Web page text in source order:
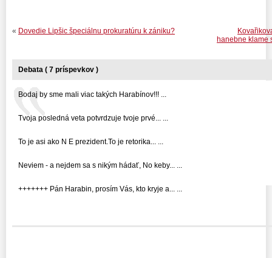
hanebne klame
« Dovedie Lipšic špeciálnu prokuratúru k zániku?
Debata ( 7 príspevkov )
Bodaj by sme mali viac takých Harabínov!!! ...
Tvoja posledná veta potvrdzuje tvoje prvé... ...
To je asi ako N E prezident.To je retorika... ...
Neviem - a nejdem sa s nikým hádať, No keby... ...
+++++++ Pán Harabin, prosím Vás, kto kryje a... ...